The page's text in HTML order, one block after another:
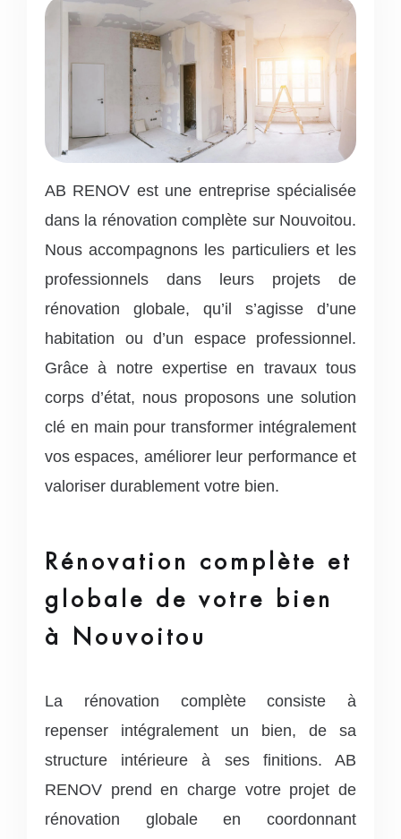
AB RENOV est une entreprise spécialisée
dans la rénovation complète sur Nouvoitou.
Nous accompagnons les particuliers et les
professionnels dans leurs projets de
rénovation globale, qu’il s’agisse d’une
habitation ou d’un espace professionnel.
Grâce à notre expertise en travaux tous
corps d’état, nous proposons une solution
clé en main pour transformer intégralement
vos espaces, améliorer leur performance et
valoriser durablement votre bien.
Rénovation complète et
globale de votre bien
à Nouvoitou
La rénovation complète consiste à
repenser intégralement un bien, de sa
structure intérieure à ses finitions. AB
RENOV prend en charge votre projet de
rénovation globale en coordonnant